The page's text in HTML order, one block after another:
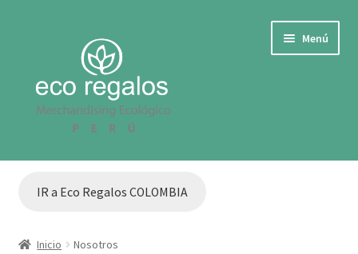
navegación
Menú
IR A COLOMBIA
TARJETAS O TAGS ECOLOGICAS CON SEMILLAS
IR a Eco Regalos COLOMBIA
Inicio Nosotros